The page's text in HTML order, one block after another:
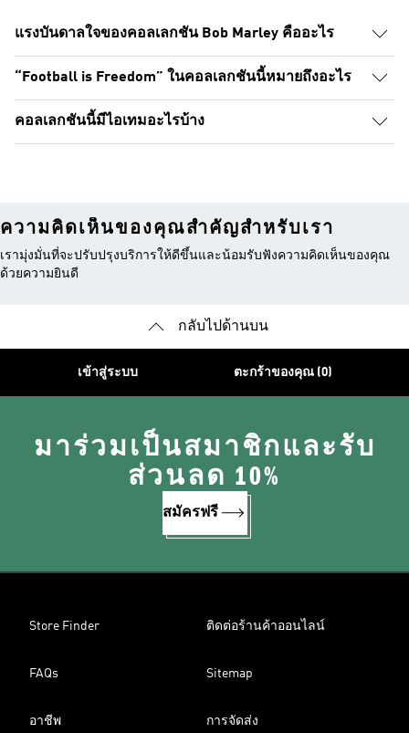
แรงบันดาลใจของคอลเลกชัน Bob Marley คืออะไร
“Football is Freedom” ในคอลเลกชันนี้หมายถึงอะไร
คอลเลกชันนี้มีไอเทมอะไรบ้าง
ความคิดเห็นของคุณสำคัญสำหรับเรา
เรามุ่งมั่นที่จะปรับปรุงบริการให้ดีขึ้นและน้อมรับฟังความคิดเห็นของคุณ
ด้วยความยินดี
กลับไปด้านบน
เข้าสู่ระบบ ตะกร้าของคุณ (0)
มาร่วมเป็นสมาชิกและรับ
ส่วนลด 10%
สมัครฟรี
Store Finder ติดต่อร้านค้าออนไลน์
FAQs Sitemap
อาชีพ การจัดส่ง